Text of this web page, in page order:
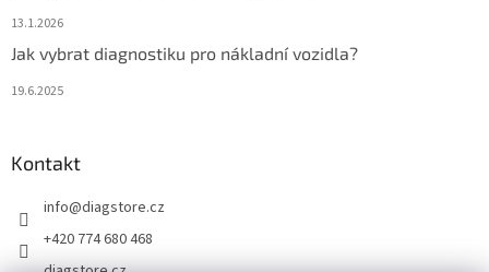
13.1.2026
Jak vybrat diagnostiku pro nákladní vozidla?
19.6.2025
Kontakt
info@diagstore.cz
+420 774 680 468